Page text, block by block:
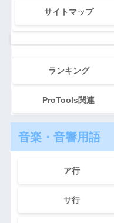
サイトマップ
ランキング
ProTools関連
音楽・音響用語
ア行
サ行